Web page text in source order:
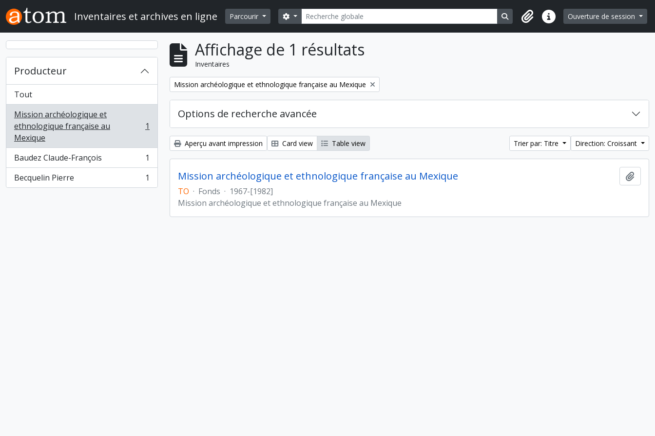
Skip to main content
Inventaires et archives en ligne Parcourir Rechercher
Search options Search in browse page
Liens rapidesOuverture de session
Producteur
Tout
Mission archéologique et
ethnologique française au
Mexique
, 1 résultats 1
Baudez Claude-François
, 1 résultats
1
Becquelin Pierre
, 1 résultats 1
Affichage de 1 résultats
Inventaires
Remove filter:
Mission archéologique et ethnologique française au Mexique
Options de recherche avancée
Aperçu avant impression Card view Table view Trier par: Titre Direction: Croissant
Mission archéologique et ethnologique française au Mexique
TO · Fonds · 1967-[1982]
Mission archéologique et ethnologique française au Mexique